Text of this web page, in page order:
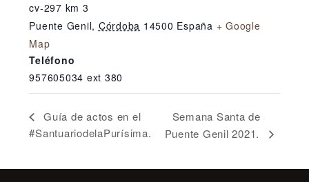
cv-297 km 3
Puente Genil, Córdoba 14500 España + Google
Map
Teléfono
957605034 ext 380
Guía de actos en el
#SantuariodelaPurísima.
Semana Santa de
Puente Genil 2021.